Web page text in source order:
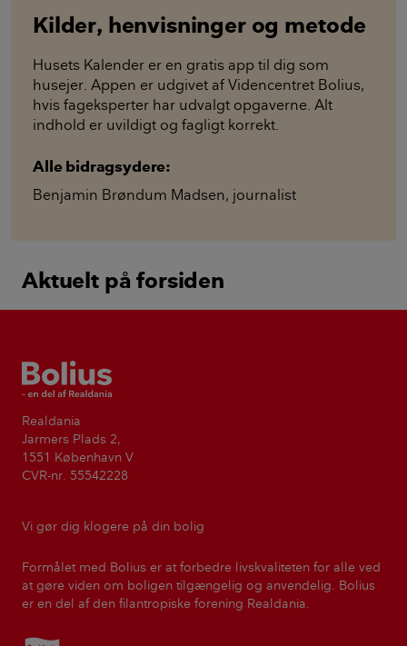
Kilder, henvisninger og metode
Husets Kalender er en gratis app til dig som
husejer. Appen er udgivet af Videncentret Bolius,
hvis fageksperter har udvalgt opgaverne. Alt
indhold er uvildigt og fagligt korrekt.
Alle bidragsydere:
Benjamin Brøndum Madsen, journalist
Aktuelt på forsiden
Bolius
Realdania
Jarmers Plads 2,
1551 København V
CVR-nr. 55542228
Vi gør dig klogere på din bolig
Formålet med Bolius er at forbedre livskvaliteten for alle ved
at gøre viden om boligen tilgængelig og anvendelig. Bolius
er en del af den filantropiske forening Realdania.